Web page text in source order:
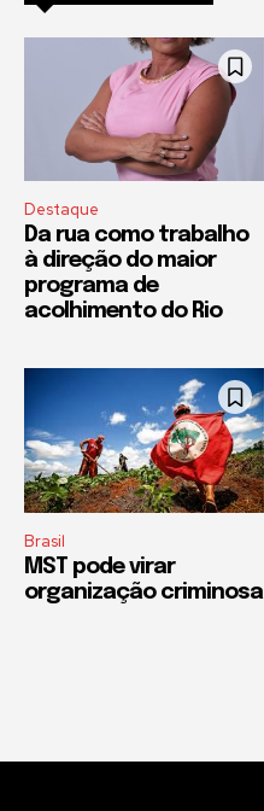
Destaque
Da rua como trabalho
à direção do maior
programa de
acolhimento do Rio
Brasil
MST pode virar
organização criminosa